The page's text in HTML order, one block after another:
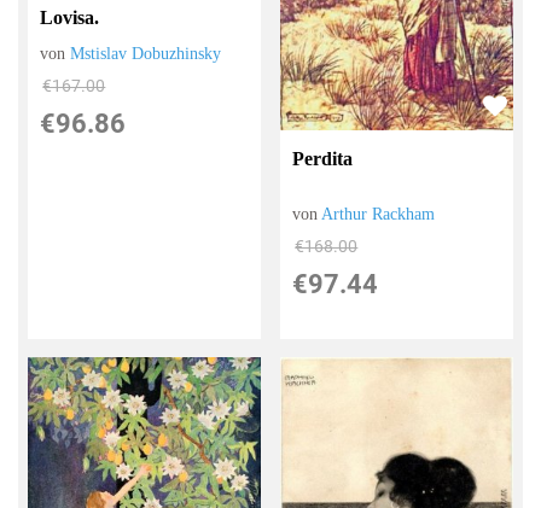
Lovisa.
vonMstislav Dobuzhinsky
€167.00
€96.86
Perdita
vonArthur Rackham
€168.00
€97.44